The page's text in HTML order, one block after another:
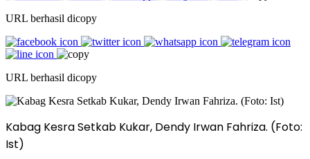
URL berhasil dicopy
URL berhasil dicopy
Kabag Kesra Setkab Kukar, Dendy Irwan Fahriza. (Foto:
Ist)